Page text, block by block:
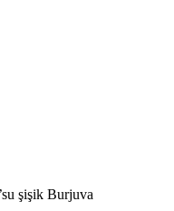
şişik Burjuva